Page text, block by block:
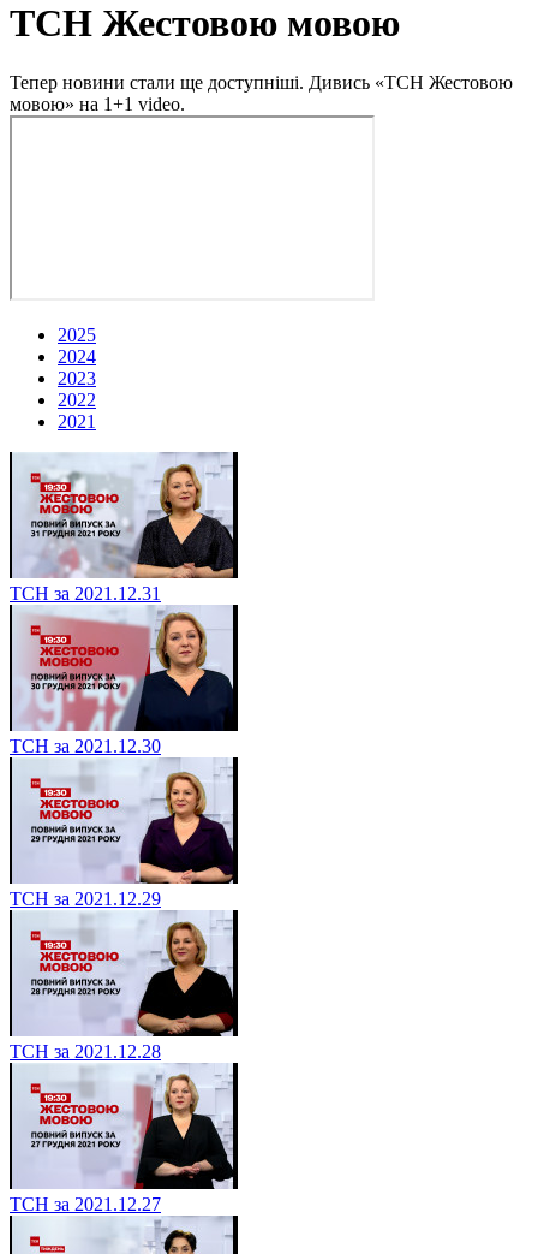
ТСН Жестовою мовою
Тепер новини стали ще доступніші. Дивись «ТСН Жестовою
мовою» на 1+1 video.
2025
2024
2023
2022
2021
ТСН за 2021.12.31
ТСН за 2021.12.30
ТСН за 2021.12.29
ТСН за 2021.12.28
ТСН за 2021.12.27